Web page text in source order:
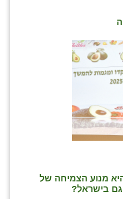
מנוע הצמיחה של
בישראל?